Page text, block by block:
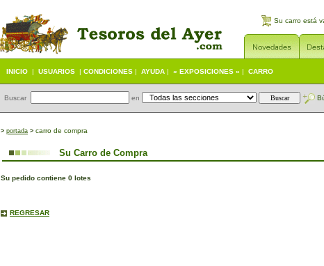
Su carro está
INICIO | USUARIOS | CONDICIONES | AYUDA | « EXPOSICIONES » | CARRO
Buscar en
> portada > carro de compra
Su Carro de Compra
Su pedido contiene 0 lotes
REGRESAR